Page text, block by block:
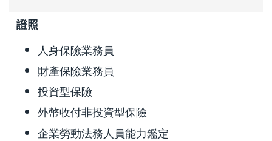
證照
人身保險業務員
財產保險業務員
投資型保險
外幣收付非投資型保險
企業勞動法務人員能力鑑定